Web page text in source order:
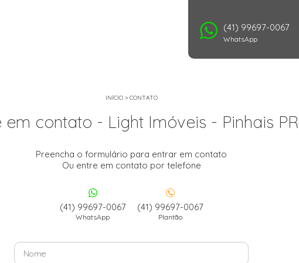
(41) 99697-0067
WhatsApp
INÍCIO> CONTATO
em contato - Light Imóveis - Pinhais PR
Preencha o formulário para entrar em contato
Ou entre em contato por telefone
(41) 99697-0067
WhatsApp
(41) 99697-0067
Plantão